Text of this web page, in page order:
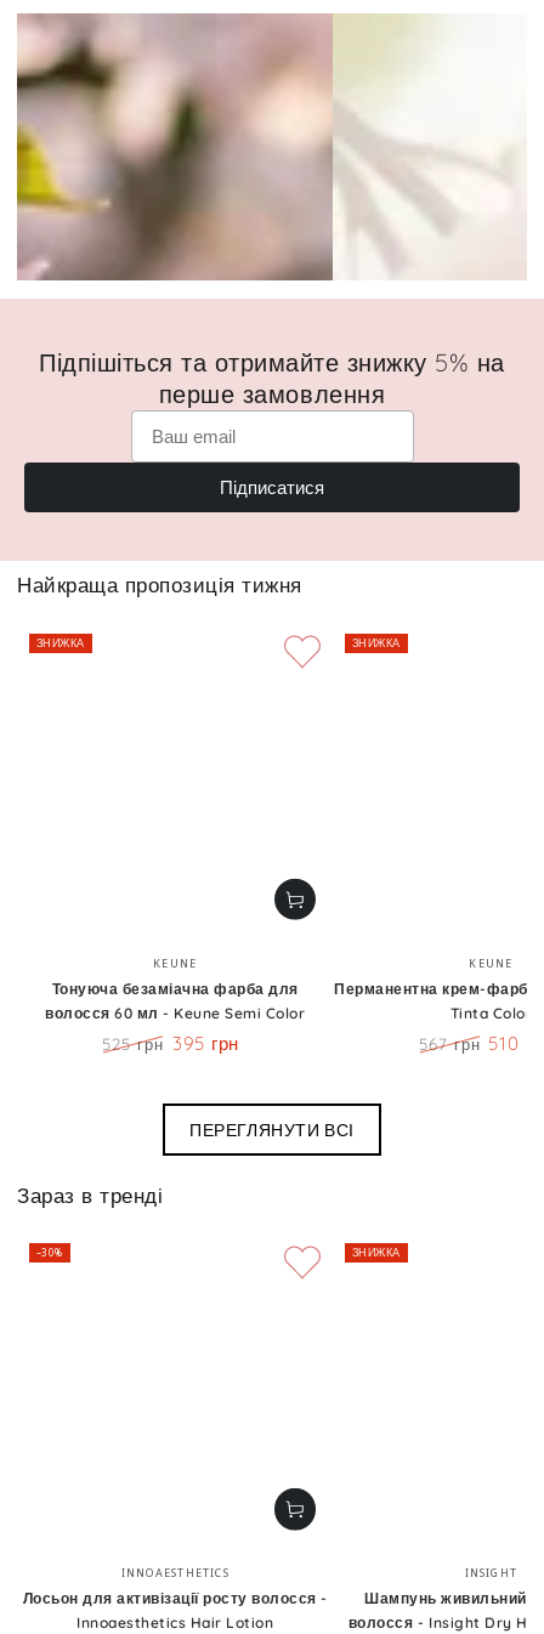
Підпішіться та отримайте знижку 5% на
перше замовлення
Підписатися
Найкраща пропозиція тижня
Бренд:
KEUNE
Тонуюча безаміачна фарба для
волосся 60 мл - Keune Semi Color
525 грн 395 грн
ЗНИЖКА
KEUNE
Перманентна крем-фарба
Tinta Color
567 грн 510
ЗНИЖКА
ПЕРЕГЛЯНУТИ ВСІ
Зараз в тренді
Бренд:
INNOAESTHETICS
Лосьон для активізації росту волосся -
Innoaesthetics Hair Lotion
–30%
INSIGHT
Шампунь живильний
волосся - Insight Dry
ЗНИЖКА